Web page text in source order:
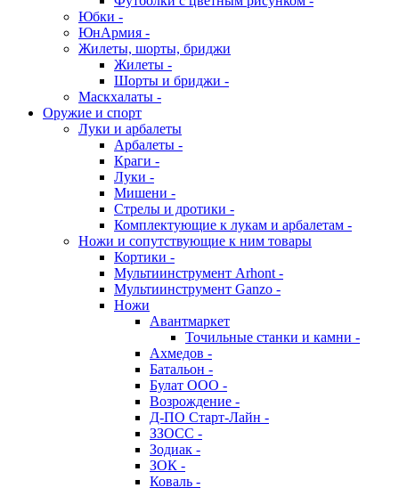
Юбки -
ЮнАрмия -
Жилеты, шорты, бриджи
Жилеты -
Шорты и бриджи -
Маскхалаты -
Оружие и спорт
Луки и арбалеты
Арбалеты -
Краги -
Луки -
Мишени -
Стрелы и дротики -
Комплектующие к лукам и арбалетам -
Ножи и сопутствующие к ним товары
Кортики -
Мультиинструмент Arhont -
Мультиинструмент Ganzo -
Ножи
Авантмаркет
Точильные станки и камни -
Ахмедов -
Батальон -
Булат ООО -
Возрождение -
Д-ПО Старт-Лайн -
ЗЗОСС -
Зодиак -
ЗОК -
Коваль -